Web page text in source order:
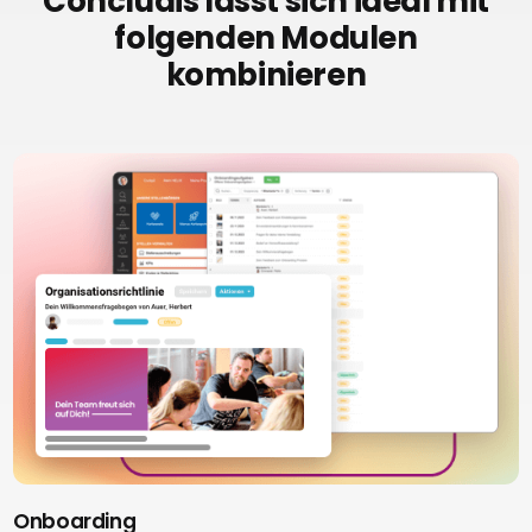
folgenden Modulen
kombinieren
Onboarding